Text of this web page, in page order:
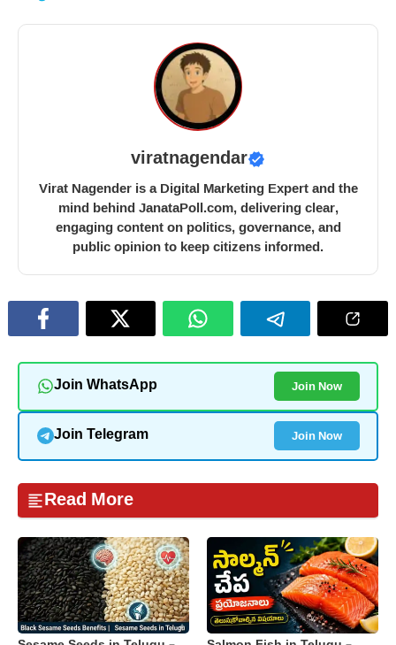
viratnagendar
Virat Nagender is a Digital Marketing Expert and the
mind behind JanataPoll.com, delivering clear,
engaging content on politics, governance, and
public opinion to keep citizens informed.
Join WhatsApp Join Now
Join Telegram Join Now
Read More